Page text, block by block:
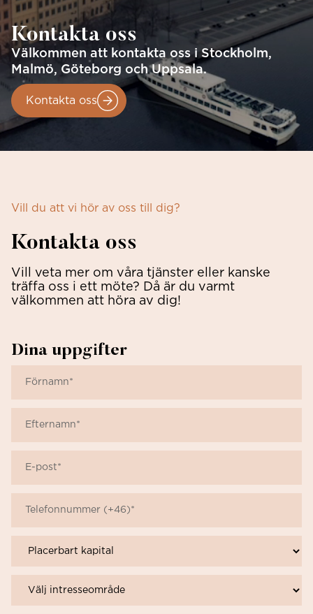
Kontakta oss
Välkommen att kontakta oss i Stockholm,
Malmö, Göteborg och Uppsala.
Kontakta oss
Vill du att vi hör av oss till dig?
Kontakta oss
Vill veta mer om våra tjänster eller kanske
träffa oss i ett möte? Då är du varmt
välkommen att höra av dig!
Dina uppgifter